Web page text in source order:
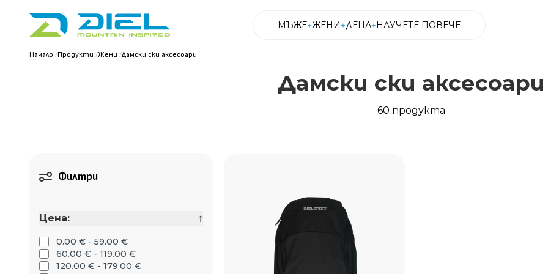
МЪЖЕ
МЪЖЕ
ЖЕНИ
ЖЕНИ
ДЕЦА
ДЕЦА
НАУЧЕТЕ ПОВЕЧЕ
НАУЧЕТЕ ПОВЕЧЕ
Начало /Продукти /Жени /Дамски ски аксесоари
Дамски ски аксесоари
60 продукта
Филтри
Цена:
0.00 € - 59.00 €
60.00 € - 119.00 €
120.00 € - 179.00 €